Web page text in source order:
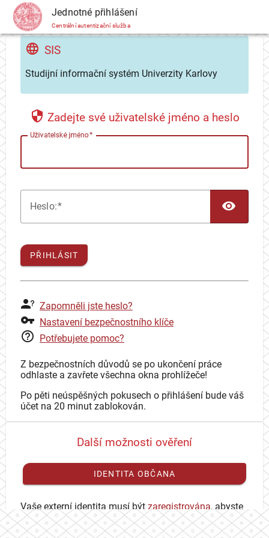
CAS Jednotné přihlášení
Centrální autentizační služba
SIS
Studijní informační systém Univerzity Karlovy
Zadejte své uživatelské jméno a heslo
Uživatelské jméno
Heslo:
PŘIHLÁSIT
Zapomněli jste heslo?
Nastavení bezpečnostního klíče
Potřebujete pomoc?
Z bezpečnostních důvodů se po ukončení práce
odhlaste a zavřete všechna okna prohlížeče!
Po pěti neúspěšných pokusech o přihlášení bude váš
účet na 20 minut zablokován.
Další možnosti ověření
IDENTITA OBČANA
Vaše externí identita musí být zaregistrována, abyste
se mohli přihlásit ke svému CAS účtu.